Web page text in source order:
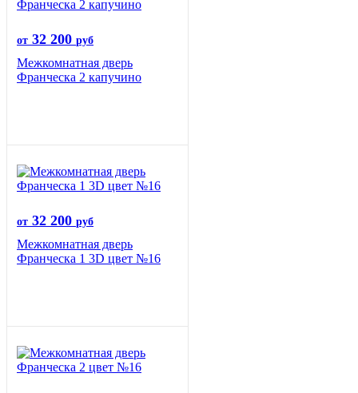
от 32 200 руб
Межкомнатная дверь
Франческа 2 капучино
от 32 200 руб
Межкомнатная дверь
Франческа 1 3D цвет №16